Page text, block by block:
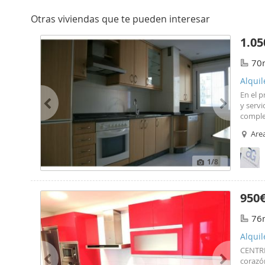
Otras viviendas que te pueden interesar
1/8
En el
y
ha